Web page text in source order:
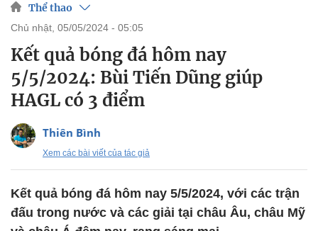
Thể thao
chủ nhật, 05/05/2024 - 05:05
Kết quả bóng đá hôm nay
5/5/2024: Bùi Tiến Dũng giúp
HAGL có 3 điểm
Thiên Bình
Xem các bài viết của tác giả
Kết quả bóng đá hôm nay 5/5/2024, với các trận
đấu trong nước và các giải tại châu Âu, châu Mỹ